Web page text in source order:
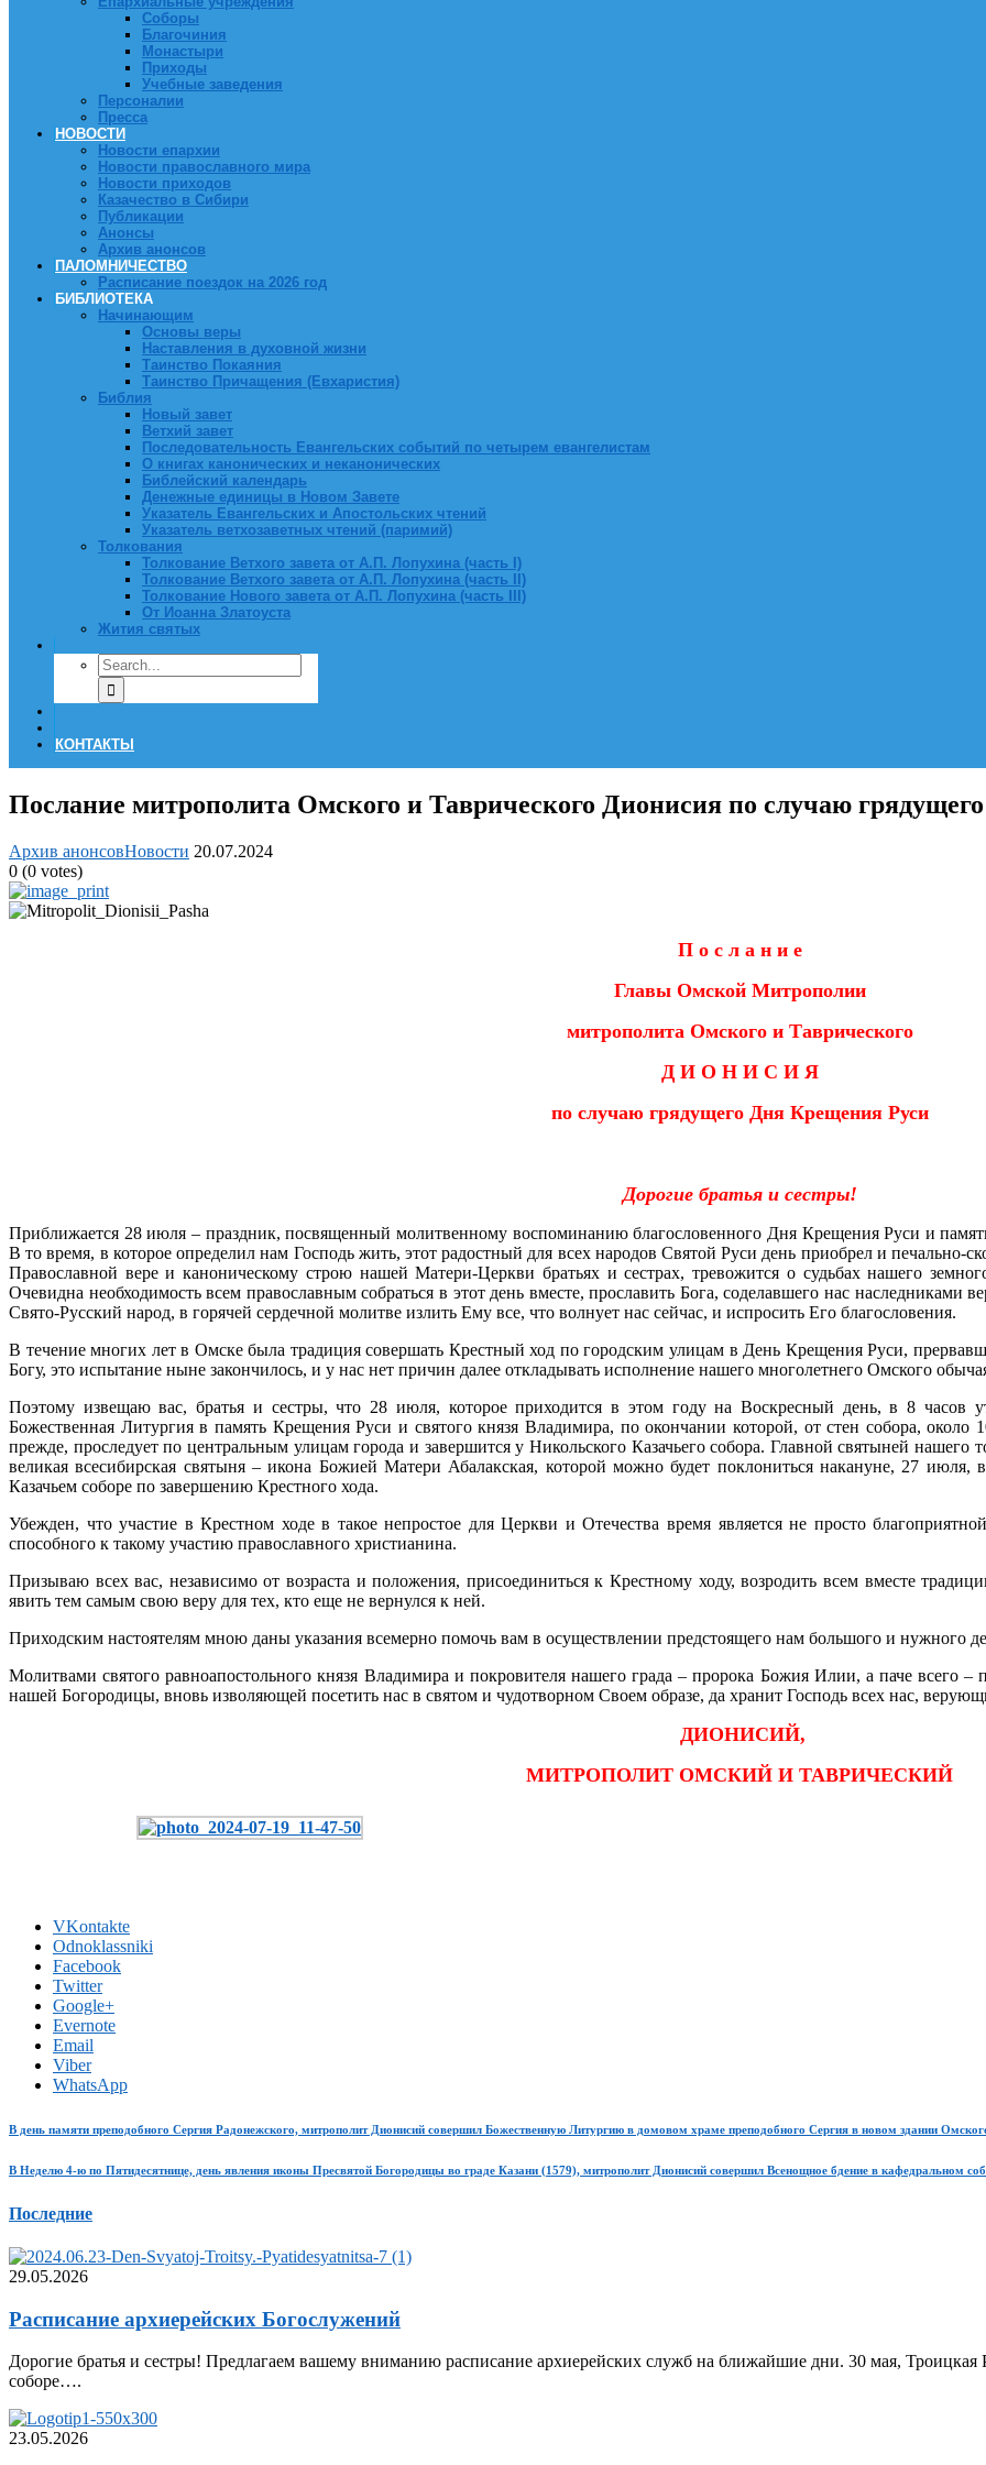
Соборы
Благочиния
Монастыри
Приходы
Учебные заведения
Персоналии
Пресса
НОВОСТИ
Новости епархии
Новости православного мира
Новости приходов
Казачество в Сибири
Публикации
Анонсы
Архив анонсов
ПАЛОМНИЧЕСТВО
Расписание поездок на 2026 год
БИБЛИОТЕКА
Начинающим
Основы веры
Наставления в духовной жизни
Таинство Покаяния
Таинство Причащения (Евхаристия)
Библия
Новый завет
Ветхий завет
Последовательность Евангельских событий по четырем евангелистам
О книгах канонических и неканонических
Библейский календарь
Денежные единицы в Новом Завете
Указатель Евангельских и Апостольских чтений
Указатель ветхозаветных чтений (паримий)
Толкования
Толкование Ветхого завета от А.П. Лопухина (часть I)
Толкование Ветхого завета от А.П. Лопухина (часть II)
Толкование Нового завета от А.П. Лопухина (часть III)
От Иоанна Златоуста
Жития святых
КОНТАКТЫ
Послание митрополита Омского и Таврического Дионисия по случаю
Архив анонсовНовости 20.07.2024
0 (0 votes)
П о с л а н и е
Главы Омской Митрополии
митрополита Омского и Таврического
Д И О Н И С И Я
по случаю грядущего Дня Крещения Руси
Дорогие братья и сестры!
Приближается 28 июля – праздник, посвященный молитвенному воспоминанию благословенного Дня Крещения Руси и памяти
В то время, в которое определил нам Господь жить, этот радостный для всех народов Святой Руси день приобрел и печально-
Православной вере и каноническому строю нашей Матери-Церкви братьях и сестрах, тревожится о судьбах нашего
Очевидна необходимость всем православным собраться в этот день вместе, прославить Бога, соделавшего нас
Свято-Русский народ, в горячей сердечной молитве излить Ему все, что волнует нас сейчас, и испросить Его благословения.
В течение многих лет в Омске была традиция совершать Крестный ход по городским улицам в День Крещения Руси,
Богу, это испытание ныне закончилось, и у нас нет причин далее откладывать исполнение нашего многолетнего Омского
Поэтому извещаю вас, братья и сестры, что 28 июля, которое приходится в этом году на Воскресный день, в 8 часов
Божественная Литургия в память Крещения Руси и святого князя Владимира, по окончании которой, от стен собора,
прежде, проследует по центральным улицам города и завершится у Никольского Казачьего собора. Главной святыней нашего
великая всесибирская святыня – икона Божией Матери Абалакская, которой можно будет поклониться накануне, 27
Казачьем соборе по завершению Крестного хода.
Убежден, что участие в Крестном ходе в такое непростое для Церкви и Отечества время является не просто
способного к такому участию православного христианина.
Призываю всех вас, независимо от возраста и положения, присоединиться к Крестному ходу, возродить всем вместе
явить тем самым свою веру для тех, кто еще не вернулся к ней.
Приходским настоятелям мною даны указания всемерно помочь вам в осуществлении предстоящего нам большого и нужного
Молитвами святого равноапостольного князя Владимира и покровителя нашего града – пророка Божия Илии, а паче всего
нашей Богородицы, вновь изволяющей посетить нас в святом и чудотворном Своем образе, да хранит Господь всех нас,
ДИОНИСИЙ,
МИТРОПОЛИТ ОМСКИЙ И ТАВРИЧЕСКИЙ
VKontakte
Odnoklassniki
Facebook
Twitter
Google+
Evernote
Email
Viber
WhatsApp
В день памяти преподобного Сергия Радонежского, митрополит Дионисий совершил Божественную Литургию в домовом храме преподобного Сергия в новом здании
В Неделю 4-ю по Пятидесятнице, день явления иконы Пресвятой Богородицы во граде Казани (1579), митрополит Дионисий совершил Всенощное бдение в кафедральном
Последние
29.05.2026
Расписание архиерейских Богослужений
Дорогие братья и сестры! Предлагаем вашему вниманию расписание архиерейских служб на ближайшие дни. 30 мая,
соборе….
23.05.2026